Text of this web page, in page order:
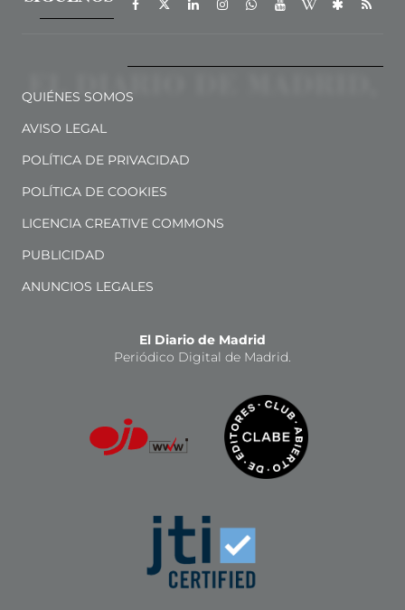
QUIÉNES SOMOS
AVISO LEGAL
POLÍTICA DE PRIVACIDAD
POLÍTICA DE COOKIES
LICENCIA CREATIVE COMMONS
PUBLICIDAD
ANUNCIOS LEGALES
El Diario de Madrid
Periódico Digital de Madrid.